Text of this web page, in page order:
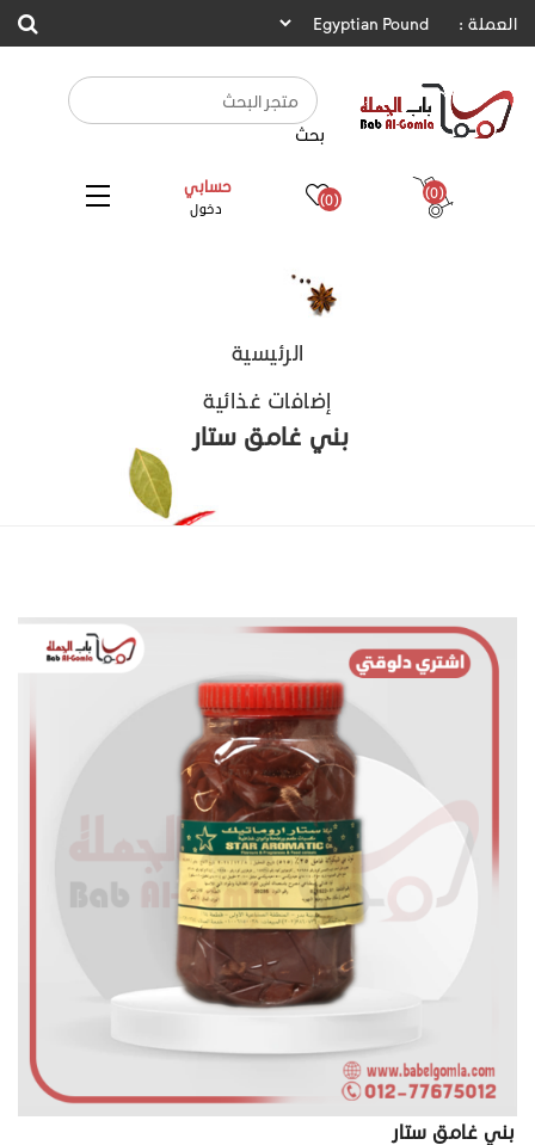
العملة :
بحث
حسابي
دخول (0) (0)
الرئيسية
إضافات غذائية
بني غامق ستار
بني غامق ستار